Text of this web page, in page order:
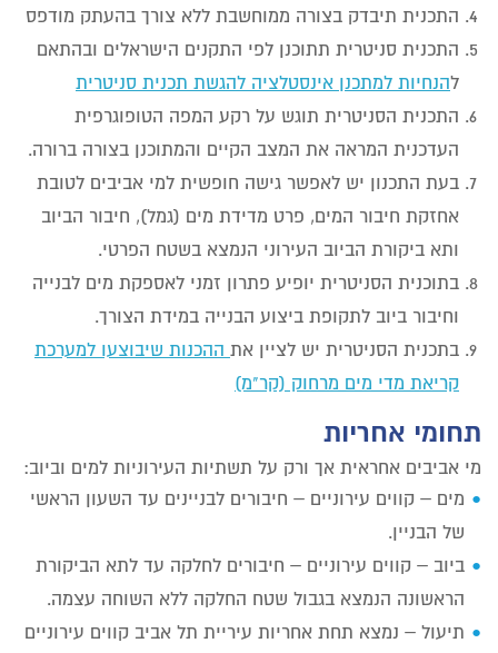
התכנית תיבדק בצורה ממוחשבת ללא צורך בהעתק מודפס
התכנית סניטרית תתוכנן לפי התקנים הישראלים ובהתאם
להנחיות למתכנן אינסטלציה להגשת תכנית סניטרית
התכנית הסניטרית תוגש על רקע המפה הטופוגרפית
העדכנית המראה את המצב הקיים והמתוכנן בצורה ברורה.
בעת התכנון יש לאפשר גישה חופשית למי אביבים לטובת
אחזקת חיבור המים, פרט מדידת מים (גמל), חיבור הביוב
ותא ביקורת הביוב העירוני הנמצא בשטח הפרטי.
בתוכנית הסניטרית יופיע פתרון זמני לאספקת מים לבנייה
וחיבור ביוב לתקופת ביצוע הבנייה במידת הצורך.
בתכנית הסניטרית יש לציין את ההכנות שיבוצעו למערכת
קריאת מדי מים מרחוק (קר"מ)
תחומי אחריות
מי אביבים אחראית אך ורק על תשתיות העירוניות למים וביוב:
מים – קווים עירוניים – חיבורים לבניינים עד השעון הראשי
של הבניין.
ביוב – קווים עירוניים – חיבורים לחלקה עד לתא הביקורת
הראשונה הנמצא בגבול שטח החלקה ללא השוחה עצמה.
תיעול – נמצא תחת אחריות עיריית תל אביב קווים עירוניים